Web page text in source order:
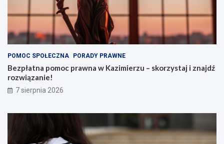
POMOC SPOŁECZNA PORADY PRAWNE
Bezpłatna pomoc prawna w Kazimierzu – skorzystaj i znajdź
rozwiązanie!
7 sierpnia 2026